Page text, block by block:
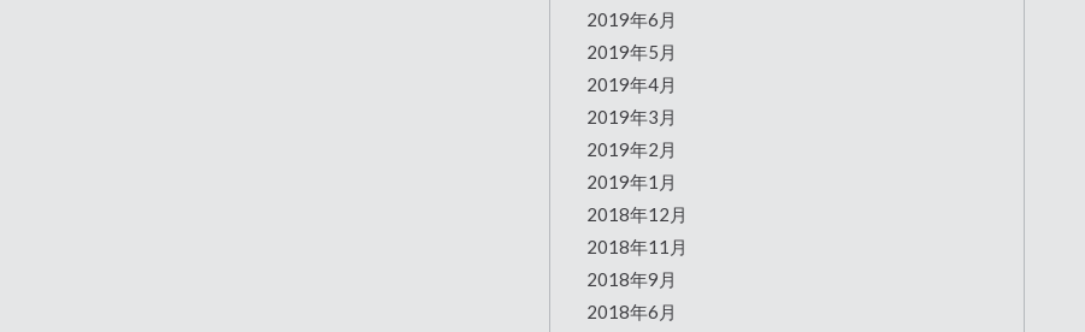
2019年6月
2019年5月
2019年4月
2019年3月
2019年2月
2019年1月
2018年12月
2018年11月
2018年9月
2018年6月